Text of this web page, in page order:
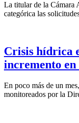
La titular de la Cámara
categórica las
Crisis hídrica
incremento en
En poco más de un
monitoreados por la